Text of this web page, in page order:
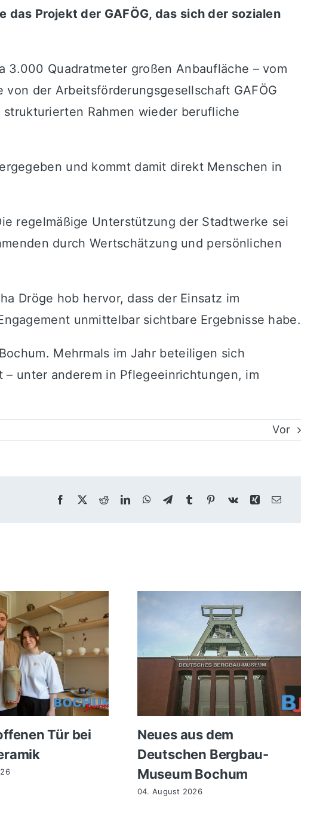
Projekt der GAFÖG, das sich der sozialen
Quadratmeter großen Anbaufläche – vom
der Arbeitsförderungsgesellschaft GAFÖG
Rahmen wieder berufliche
und kommt damit direkt Menschen in
regelmäßige Unterstützung der Stadtwerke sei
durch Wertschätzung und persönlichen
Dröge hob hervor, dass der Einsatz im
unmittelbar sichtbare Ergebnisse habe.
Mehrmals im Jahr beteiligen sich
unter anderem in Pflegeeinrichtungen, im
Vor
Tür bei
Neues aus dem
Deutschen Bergbau-
Museum Bochum
04. August 2026